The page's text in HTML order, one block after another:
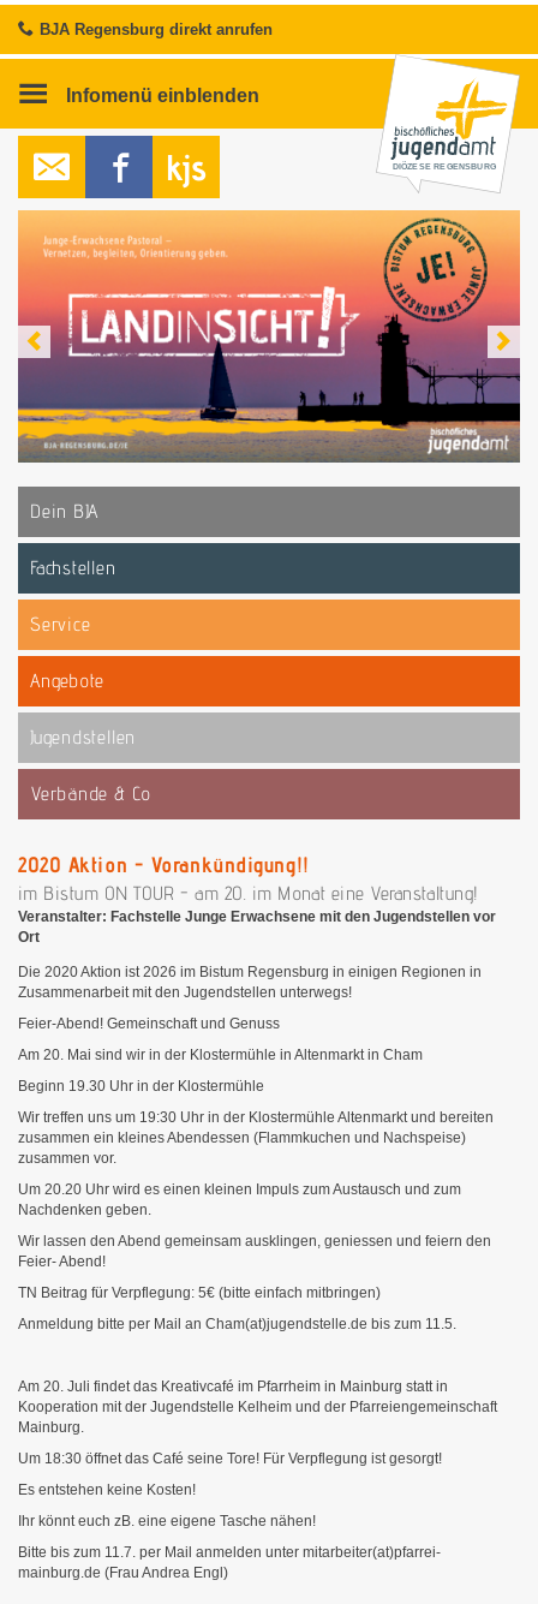
BJA Regensburg direkt anrufen
Infomenü einblenden
DIÖZESE REGENSBURG
Re-Creation
Gottesdienst für entspannte Leute
2/3
Dein BJA
Fachstellen
Service
Angebote
Jugendstellen
Verbände & Co
2020 Aktion - Vorankündigung!!
im Bistum ON TOUR - am 20. im Monat eine Veranstaltung!
Veranstalter: Fachstelle Junge Erwachsene mit den Jugendstellen vor
Ort
Die 2020 Aktion ist 2026 im Bistum Regensburg in einigen Regionen in
Zusammenarbeit mit den Jugendstellen unterwegs!
Feier-Abend! Gemeinschaft und Genuss
Am 20. Mai sind wir in der Klostermühle in Altenmarkt in Cham
Beginn 19.30 Uhr in der Klostermühle
Wir treffen uns um 19:30 Uhr in der Klostermühle Altenmarkt und bereiten
zusammen ein kleines Abendessen (Flammkuchen und Nachspeise)
zusammen vor.
Um 20.20 Uhr wird es einen kleinen Impuls zum Austausch und zum
Nachdenken geben.
Wir lassen den Abend gemeinsam ausklingen, geniessen und feiern den
Feier- Abend!
TN Beitrag für Verpflegung: 5€ (bitte einfach mitbringen)
Anmeldung bitte per Mail an Cham(at)jugendstelle.de bis zum 11.5.
Am 20. Juli findet das Kreativcafé im Pfarrheim in Mainburg statt in
Kooperation mit der Jugendstelle Kelheim und der Pfarreiengemeinschaft
Mainburg.
Um 18:30 öffnet das Café seine Tore! Für Verpflegung ist gesorgt!
Es entstehen keine Kosten!
Ihr könnt euch zB. eine eigene Tasche nähen!
Bitte bis zum 11.7. per Mail anmelden unter mitarbeiter(at)pfarrei-
mainburg.de (Frau Andrea Engl)